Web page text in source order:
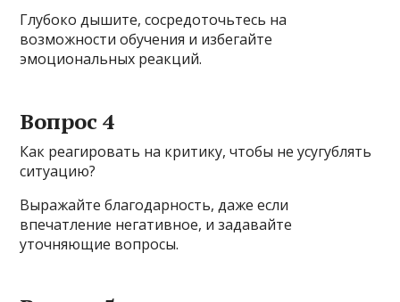
Глубоко дышите, сосредоточьтесь на
возможности обучения и избегайте
эмоциональных реакций.
Вопрос 4
Как реагировать на критику, чтобы не усугублять
ситуацию?
Выражайте благодарность, даже если
впечатление негативное, и задавайте
уточняющие вопросы.